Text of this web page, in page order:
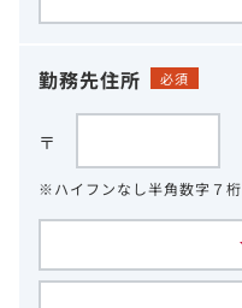
勤務先住所 必須
〒
※ハイフンなし半角数字７桁